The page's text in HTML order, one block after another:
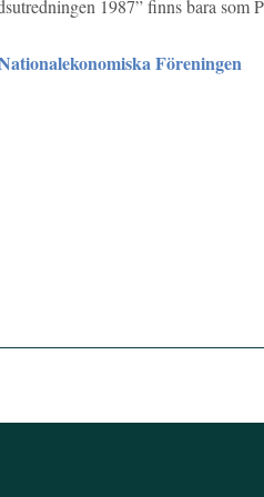
1987” finns bara som
Föreningen